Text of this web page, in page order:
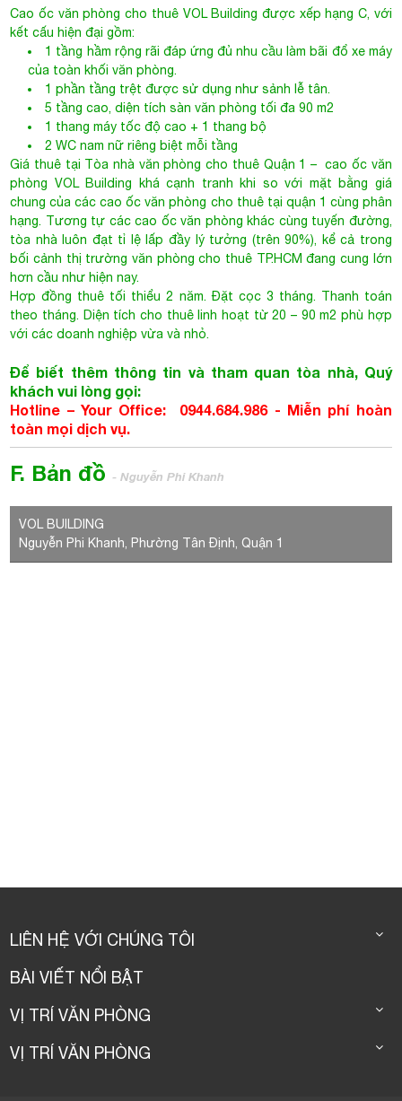
2 WC nam nữ riêng biệt mỗi tầng
Giá thuê tại Tòa nhà văn phòng cho thuê Quận 1
– cao ốc văn
phòng VOL Building khá cạnh tranh khi so với mặt bằng giá
chung của các cao ốc văn phòng cho thuê tại quận 1 cùng phân
hạng. Tương tự các cao ốc văn phòng khác cùng tuyến đường,
tòa nhà luôn đạt tỉ lệ lấp đầy lý tưởng (trên 90%), kể cả trong
bối cảnh thị trường văn phòng cho thuê TP.HCM đang cung lớn
hơn cầu như hiện nay.
Hợp đồng thuê tối thiểu 2 năm. Đặt cọc 3 tháng. Thanh toán
theo tháng. Diện tích cho thuê linh hoạt từ 20 – 90 m2 phù hợp
với các doanh nghiệp vừa và nhỏ.
Để biết thêm thông tin và tham quan tòa nhà, Quý
khách vui lòng gọi:
Hotline – Your Office: 0944.684.986 - Miễn phí hoàn
toàn mọi dịch vụ.
F. Bản đồ- Nguyễn Phi Khanh
VOL BUILDING
Nguyễn Phi Khanh, Phường Tân Định, Quận 1
© CopyRight by Youroffice 2016.